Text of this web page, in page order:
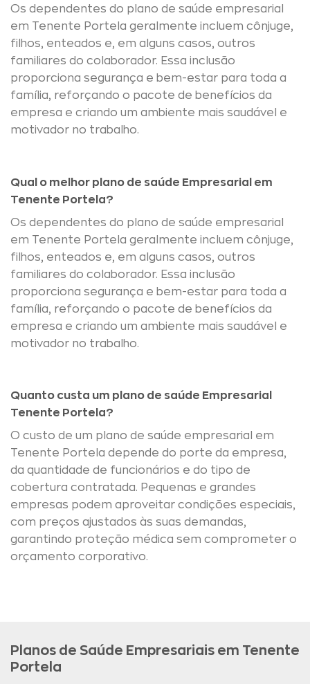
Os dependentes do plano de saúde empresarial
em Tenente Portela geralmente incluem cônjuge,
filhos, enteados e, em alguns casos, outros
familiares do colaborador. Essa inclusão
proporciona segurança e bem-estar para toda a
família, reforçando o pacote de benefícios da
empresa e criando um ambiente mais saudável e
motivador no trabalho.
Qual o melhor plano de saúde Empresarial em
Tenente Portela?
Os dependentes do plano de saúde empresarial
em Tenente Portela geralmente incluem cônjuge,
filhos, enteados e, em alguns casos, outros
familiares do colaborador. Essa inclusão
proporciona segurança e bem-estar para toda a
família, reforçando o pacote de benefícios da
empresa e criando um ambiente mais saudável e
motivador no trabalho.
Quanto custa um plano de saúde Empresarial
Tenente Portela?
O custo de um plano de saúde empresarial em
Tenente Portela depende do porte da empresa,
da quantidade de funcionários e do tipo de
cobertura contratada. Pequenas e grandes
empresas podem aproveitar condições especiais,
com preços ajustados às suas demandas,
garantindo proteção médica sem comprometer o
orçamento corporativo.
Planos de Saúde Empresariais em Tenente
Portela